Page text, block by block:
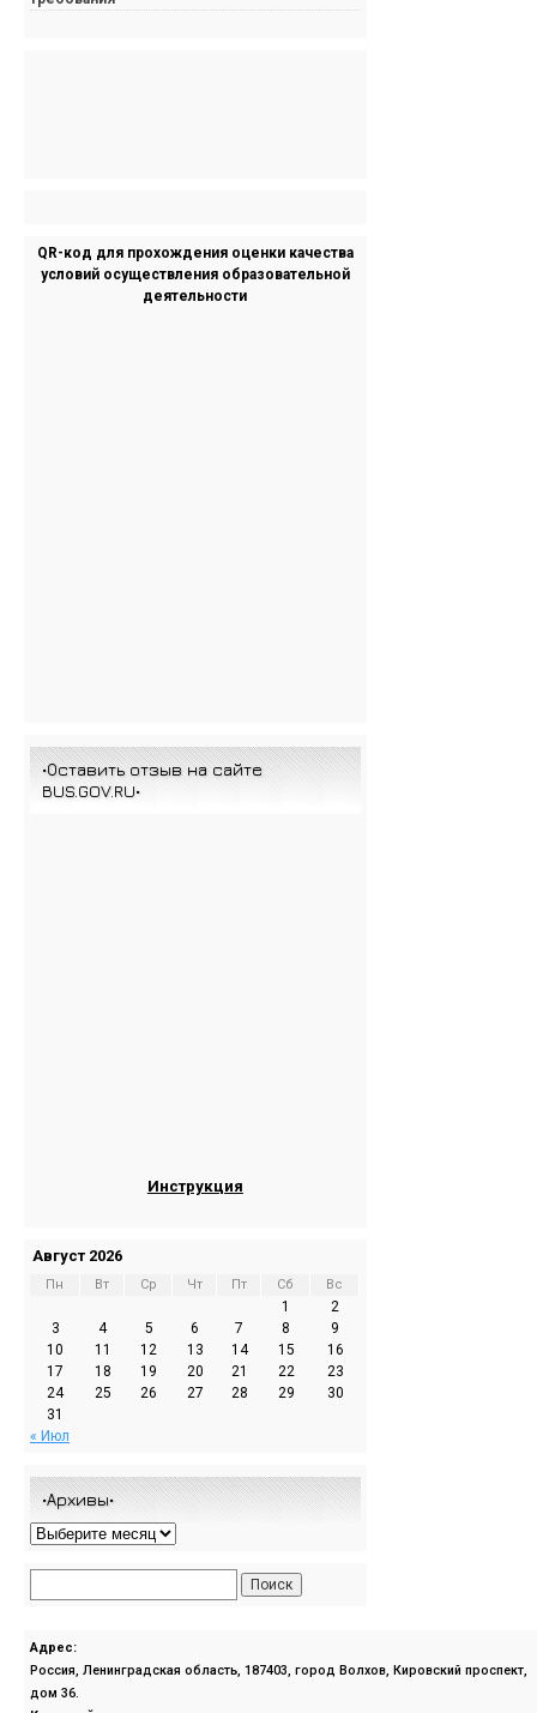
QR-код для прохождения оценки качества
условий осуществления образовательной
деятельности
•Оставить отзыв на сайте
BUS.GOV.RU•
Инструкция
Август 2026
Пн Вт Ср Чт Пт Сб Вс
1
2
3
4 5 6 7 8
9
10
11 12 13 14 15
16
17
18 19 20 21 22
23
24
25 26 27 28 29
30
31
« Июл
•Архивы•
Адрес:
Россия, Ленинградская область, 187403, город Волхов, Кировский проспект,
дом 36.